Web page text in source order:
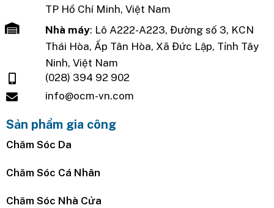
TP Hồ Chí Minh, Việt Nam
Nhà máy: Lô A222-A223, Đường số 3, KCN
Thái Hòa, Ấp Tân Hòa, Xã Đức Lập, Tỉnh Tây
Ninh, Việt Nam
(028) 394 92 902
info@ocm-vn.com
Sản phẩm gia công
Chăm Sóc Da
Chăm Sóc Cá Nhân
Chăm Sóc Nhà Cửa